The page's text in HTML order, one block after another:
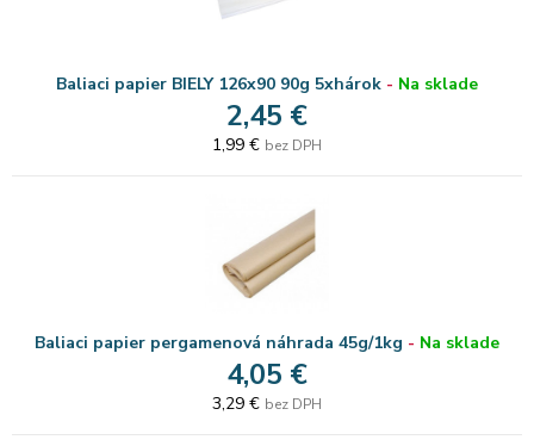
Baliaci papier BIELY 126x90 90g 5xhárok - Na sklade
2,45 €
1,99 € bez DPH
Baliaci papier pergamenová náhrada 45g/1kg - Na sklade
4,05 €
3,29 € bez DPH